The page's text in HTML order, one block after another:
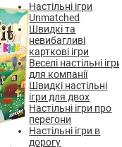
Настільні ігри
Unmatched
Швидкі та
невибагливі
карткові ігри
Веселі настільні ігри
для компанії
Швидкі настільні
ігри для двох
Настільні ігри про
перегони
Настільні ігри в
дорогу